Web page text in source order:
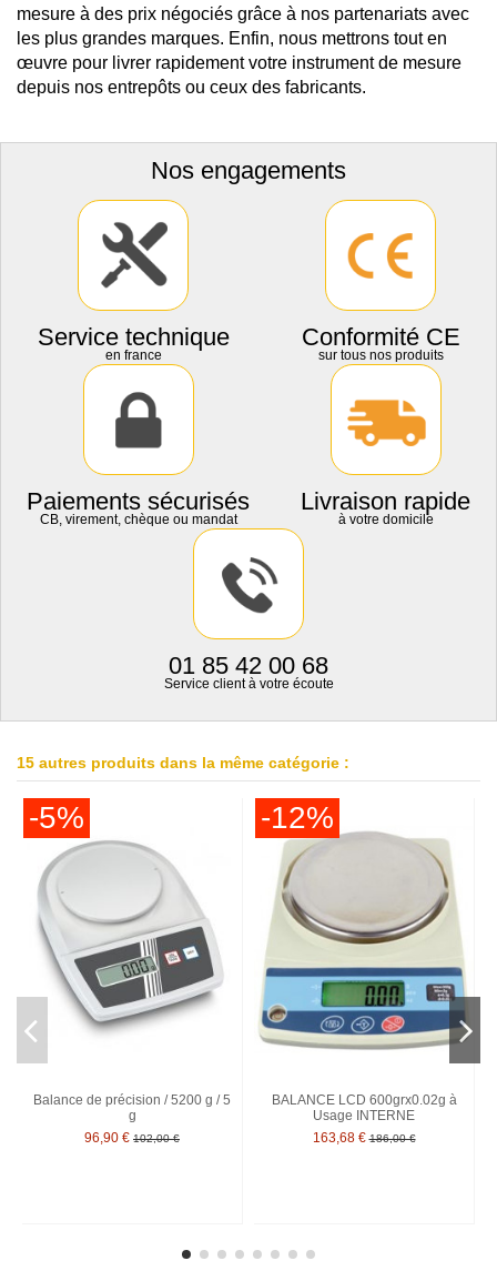
mesure à des prix négociés grâce à nos partenariats avec
les plus grandes marques. Enfin, nous mettrons tout en
œuvre pour livrer rapidement votre instrument de mesure
depuis nos entrepôts ou ceux des fabricants.
Nos engagements
Service technique
en france
Conformité CE
sur tous nos produits
Paiements sécurisés
CB, virement, chèque ou mandat
Livraison rapide
à votre domicile
01 85 42 00 68
Service client à votre écoute
15 autres produits dans la même catégorie :
-5%
Balance de précision / 5200 g / 5
g
96,90 € 102,00 €
-12%
BALANCE LCD 600grx0.02g à
Usage INTERNE
163,68 € 186,00 €